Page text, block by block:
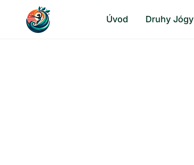
Přeskočit
Úvod Druhy Jógy